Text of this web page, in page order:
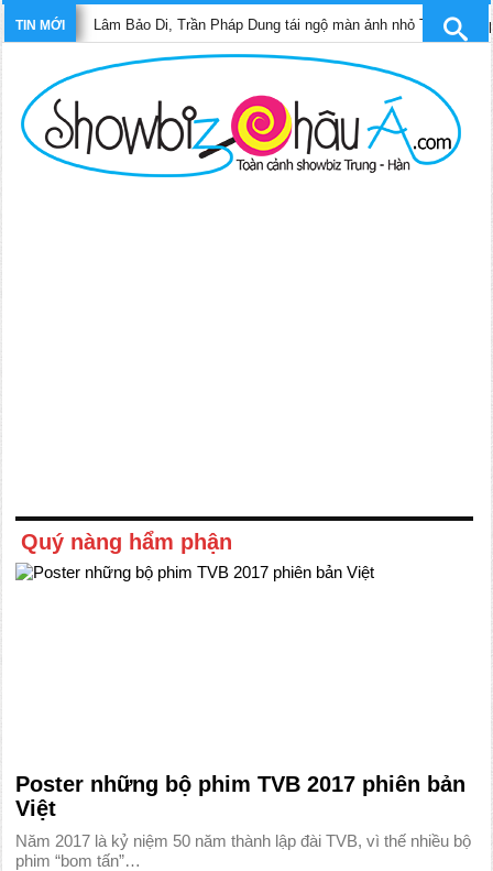
TIN MỚILâm Bảo Di, Trần Pháp Dung tái ngộ màn ảnh nhỏ TVB trong
Quý nàng hẩm phận
Poster những bộ phim TVB 2017 phiên bản
Việt
Năm 2017 là kỷ niệm 50 năm thành lập đài TVB, vì thế nhiều bộ
phim “bom tấn”…